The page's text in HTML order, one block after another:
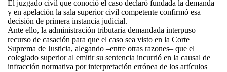
El juzgado civil que conoció el caso declaró fundada la demanda
y en apelación la sala superior civil competente confirmó esa
decisión de primera instancia judicial.
Ante ello, la administración tributaria demandada interpuso
recurso de casación para que el caso sea visto en la Corte
Suprema de Justicia, alegando –entre otras razones– que el
colegiado superior al emitir su sentencia incurrió en la causal de
infracción normativa por interpretación errónea de los artículos